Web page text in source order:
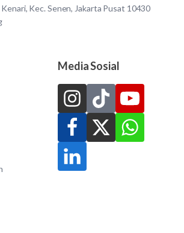
Kenari, Kec. Senen, Jakarta Pusat 10430
Media Sosial